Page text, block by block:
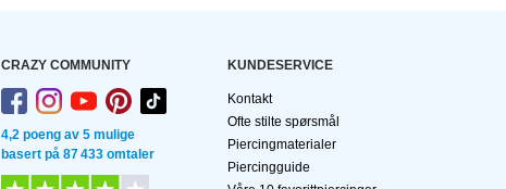
CRAZY COMMUNITY
4,2 poeng av 5 mulige
basert på 87 433 omtaler
KUNDESERVICE
Kontakt
Ofte stilte spørsmål
Piercingmaterialer
Piercingguide